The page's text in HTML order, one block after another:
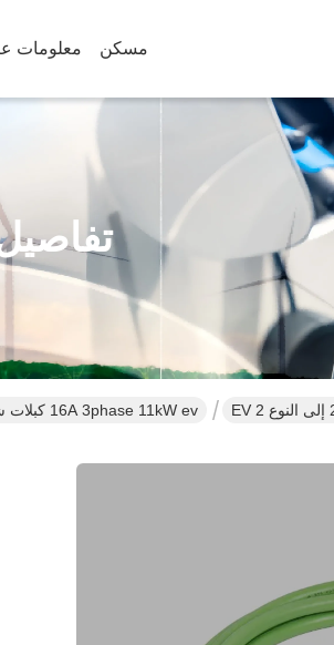
مسكن معلومات
16A 3phase 11kW ev كبلات شحن من النوع 2 إلى النوع 2